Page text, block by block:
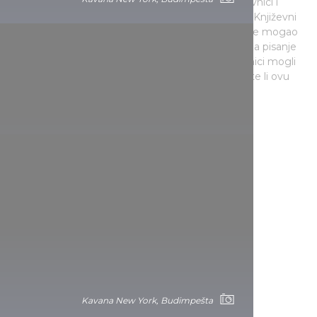
pjesnici, a bio je i omiljeno mjesto više umjetnika. Književni
značaj mjesta već je prepoznat u kavani i svatko je mogao
zatražiti besplatno pero, tintu i tzv.-i „pseći jezik“ za pisanje
(dugačak papir); a čak su si i manje imućni umjetnici mogli
za sitne novce priuštiti „zdjelu za pisanje“. Posjetite li ovu
Kavana New York, Budimpešta